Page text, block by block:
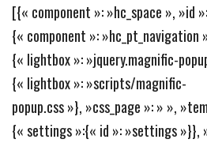
[{« component »: »hc_space », »id
{« component »:
{« lightbox »: »jquery.magnific-
{« lightbox »: »scripts/magnific-
popup.css »}, »css_page »: » »,
{« settings »:{« id »: »settings »}},